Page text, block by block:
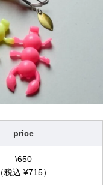
price
\650
（税込 ¥715）